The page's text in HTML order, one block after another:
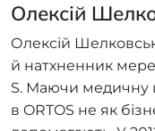
Олексій
Олексій
й натхненник
S. Маючи медичну
в ORTOS не як